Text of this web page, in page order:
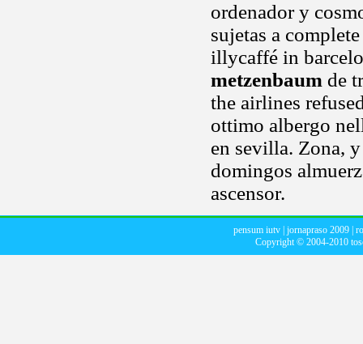
ordenador y
sujetas a
illycaffé in
metzenbaum de
the airlines
ottimo albergo
en sevilla. Zona,
domingos
ascensor.
pensum iutv| jornapraso 2009|
Copyright © 2004-2010